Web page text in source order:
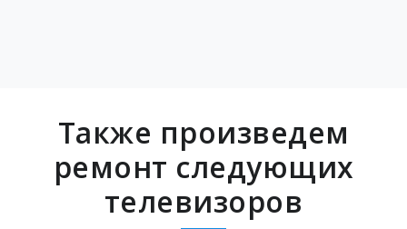
Также произведем
ремонт следующих
телевизоров